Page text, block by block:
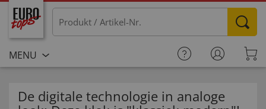
MENU
De digitale technologie in analoge